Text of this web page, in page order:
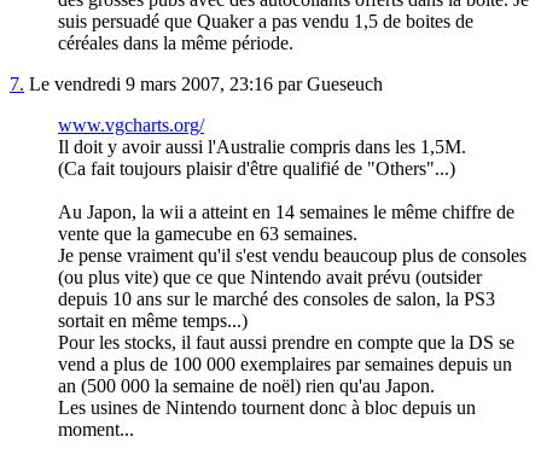
suis persuadé que Quaker a pas vendu 1,5 de boites de
céréales dans la même période.
7. Le vendredi 9 mars 2007, 23:16 par Gueseuch
www.vgcharts.org/
Il doit y avoir aussi l'Australie compris dans les 1,5M.
(Ca fait toujours plaisir d'être qualifié de "Others"...)
Au Japon, la wii a atteint en 14 semaines le même chiffre de
vente que la gamecube en 63 semaines.
Je pense vraiment qu'il s'est vendu beaucoup plus de consoles
(ou plus vite) que ce que Nintendo avait prévu (outsider
depuis 10 ans sur le marché des consoles de salon, la PS3
sortait en même temps...)
Pour les stocks, il faut aussi prendre en compte que la DS se
vend a plus de 100 000 exemplaires par semaines depuis un
an (500 000 la semaine de noël) rien qu'au Japon.
Les usines de Nintendo tournent donc à bloc depuis un
moment...